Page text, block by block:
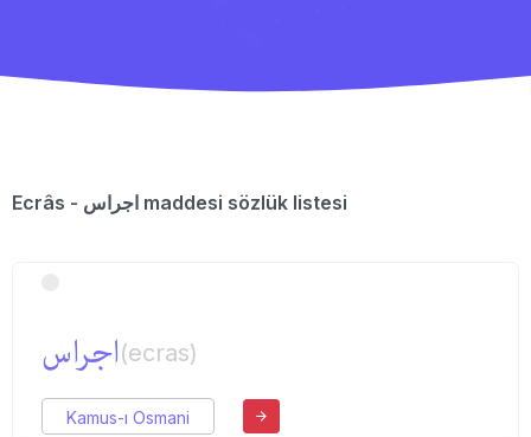
Ecrâs - اجراس maddesi sözlük listesi
اجراس(ecras)
Kamus-ı Osmani